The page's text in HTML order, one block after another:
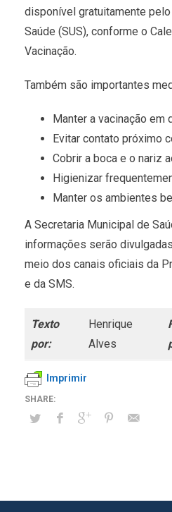
disponível gratuitamente
Saúde (SUS), conforme o
Vacinação.
Também são importantes
Manter a vacinação em
Evitar contato próximo
Cobrir a boca e o nariz
Higienizar
Manter os ambientes
A Secretaria Municipal de
informações serão
meio dos canais oficiais da
e da SMS.
Texto
por:
Henrique
Alves
Imprimir